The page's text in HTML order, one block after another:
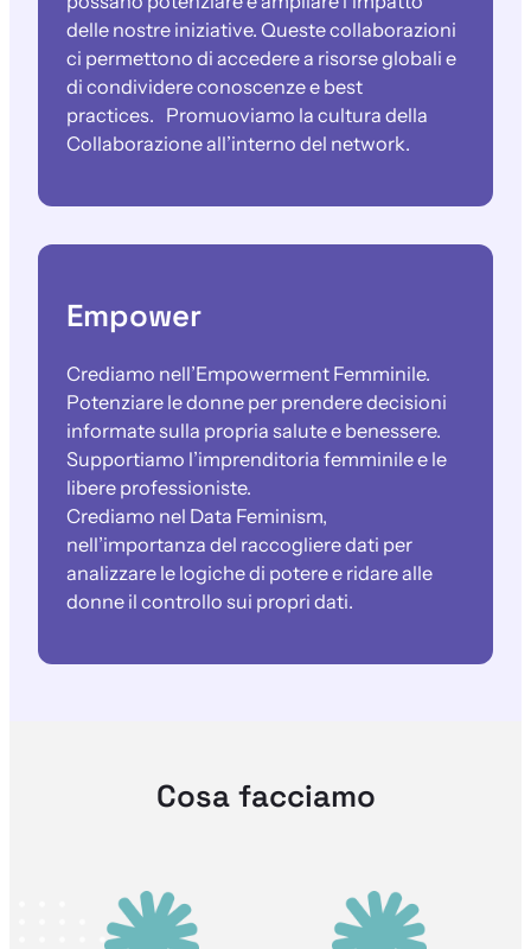
delle nostre iniziative. Queste collaborazioni
ci permettono di accedere a risorse globali e
di condividere conoscenze e best
practices. Promuoviamo la cultura della
Collaborazione all’interno del network.
Empower
Crediamo nell’Empowerment Femminile.
Potenziare le donne per prendere decisioni
informate sulla propria salute e benessere.
Supportiamo l’imprenditoria femminile e le
libere professioniste.
Crediamo nel Data Feminism,
nell’importanza del raccogliere dati per
analizzare le logiche di potere e ridare alle
donne il controllo sui propri dati.
Cosa facciamo